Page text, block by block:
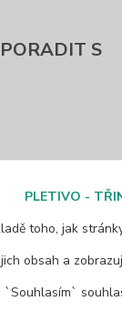
S
PLETIVO -
toho, jak
obsah a